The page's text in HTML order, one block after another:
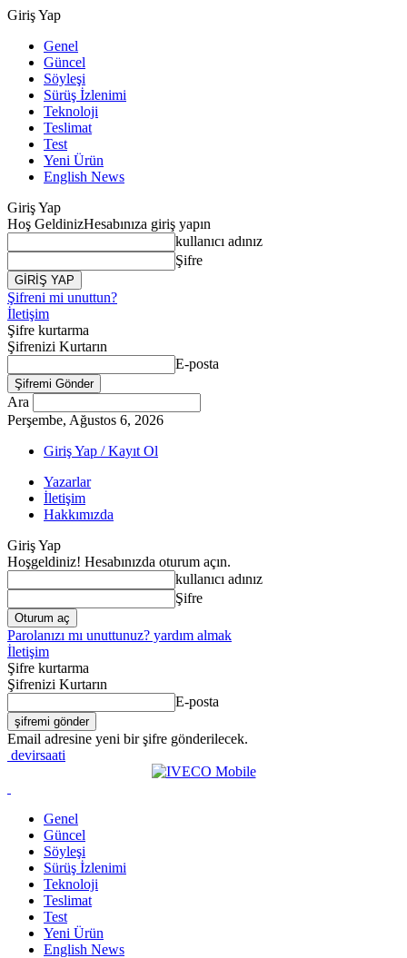
Giriş Yap
Genel
Güncel
Söyleşi
Sürüş İzlenimi
Teknoloji
Teslimat
Test
Yeni Ürün
English News
Giriş Yap
Hoş GeldinizHesabınıza giriş yapın
kullanıcı adınız
Şifre
Şifreni mi unuttun?
İletişim
Şifre kurtarma
Şifrenizi Kurtarın
E-posta
Ara
Perşembe, Ağustos 6, 2026
Giriş Yap / Kayıt Ol
Yazarlar
İletişim
Hakkımızda
Giriş Yap
Hoşgeldiniz! Hesabınızda oturum açın.
kullanıcı adınız
Şifre
Parolanızı mı unuttunuz? yardım almak
İletişim
Şifre kurtarma
Şifrenizi Kurtarın
E-posta
Email adresine yeni bir şifre gönderilecek.
devirsaati
Genel
Güncel
Söyleşi
Sürüş İzlenimi
Teknoloji
Teslimat
Test
Yeni Ürün
English News